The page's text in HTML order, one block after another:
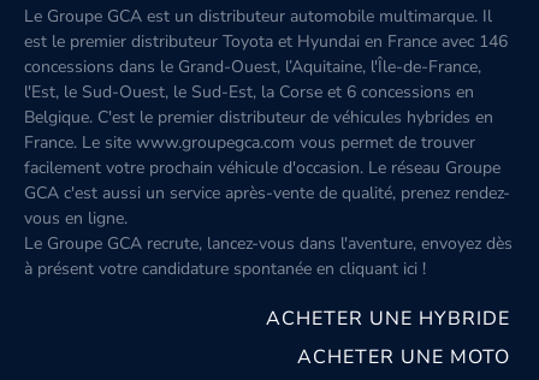
Le Groupe GCA est un distributeur automobile multimarque. Il
est le premier distributeur Toyota et Hyundai en France avec 146
concessions dans le Grand-Ouest, l’Aquitaine, l'Île-de-France,
l'Est, le Sud-Ouest, le Sud-Est, la Corse et 6 concessions en
Belgique. C'est le premier distributeur de véhicules hybrides en
France. Le site www.groupegca.com vous permet de trouver
facilement votre prochain véhicule d'occasion. Le réseau Groupe
GCA c'est aussi un service après-vente de qualité, prenez rendez-
vous en ligne.
Le Groupe GCA recrute, lancez-vous dans l'aventure, envoyez dès
à présent votre candidature spontanée en cliquant ici !
ACHETER UNE HYBRIDE
ACHETER UNE MOTO